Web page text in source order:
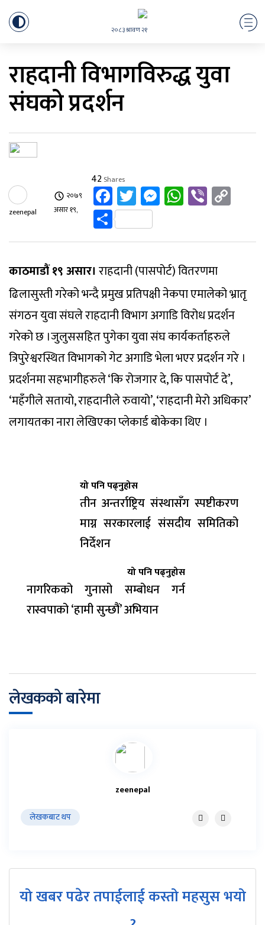
२०८३ श्रावण २१
राहदानी विभागविरुद्ध युवा
संघको प्रदर्शन
zeenepal
२०७९
असार १९,
42 Shares
Facebook
Twitter
Messenger
WhatsApp
Viber
Link
Share
काठमाडौं १९ असार। राहदानी (पासपोर्ट) वितरणमा
ढिलासुस्ती गरेको भन्दै प्रमुख प्रतिपक्षी नेकपा एमालेको भ्रातृ
संगठन युवा संघले राहदानी विभाग अगाडि विरोध प्रदर्शन
गरेको छ ।जुलुससहित पुगेका युवा संघ कार्यकर्ताहरुले
त्रिपुरेश्वरस्थित विभागको गेट अगाडि भेला भएर प्रदर्शन गरे ।
प्रदर्शनमा सहभागीहरुले ‘कि रोजगार दे, कि पासपोर्ट दे’,
‘महँगीले सतायो, राहदानीले रुवायो’, ‘राहदानी मेरो अधिकार’
लगायतका नारा लेखिएका प्लेकार्ड बोकेका थिए ।
यो पनि पढ्नुहोस
तीन अन्तर्राष्ट्रिय संस्थासँग स्पष्टीकरण
माग्न सरकारलाई संसदीय समितिको
निर्देशन
यो पनि पढ्नुहोस
नागरिकको गुनासो सम्बोधन गर्न
रास्वपाको ‘हामी सुन्छौं’ अभियान
लेखकको बारेमा
zeenepal
लेखकबाट थप
यो खबर पढेर तपाईलाई कस्तो महसुस भयो